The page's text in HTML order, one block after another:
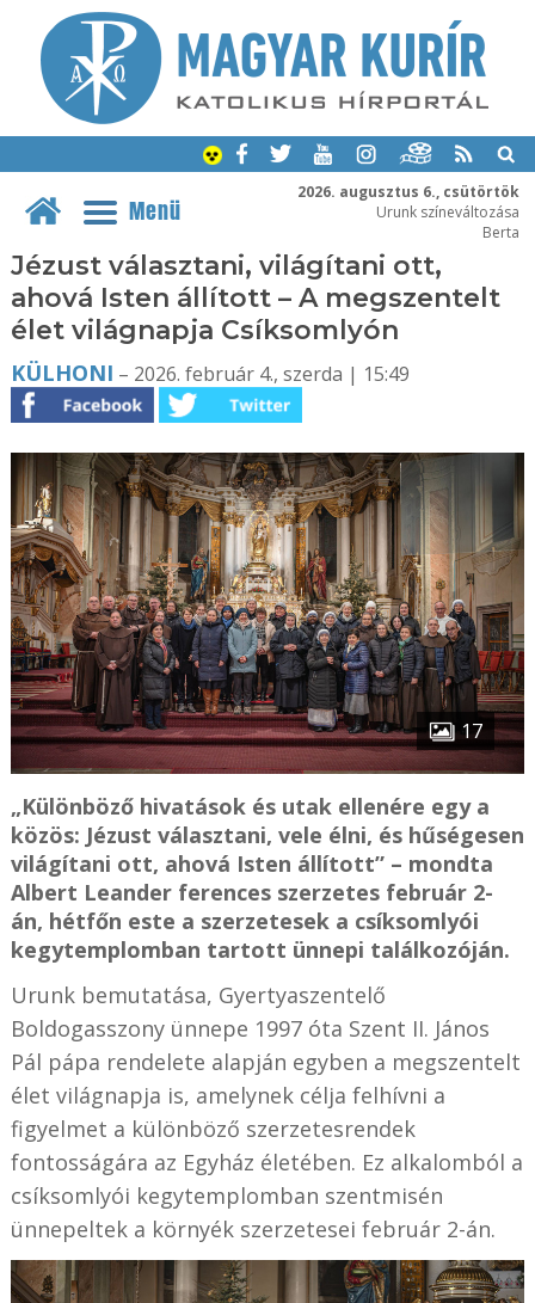
2026. augusztus 6., csütörtök
Urunk színeváltozása
Berta
Menü
Jézust választani, világítani ott,
ahová Isten állított – A megszentelt
élet világnapja Csíksomlyón
KÜLHONI – 2026. február 4., szerda | 15:49
17
„Különböző hivatások és utak ellenére egy a
közös: Jézust választani, vele élni, és hűségesen
világítani ott, ahová Isten állított” – mondta
Albert Leander ferences szerzetes február 2-
án, hétfőn este a szerzetesek a csíksomlyói
kegytemplomban tartott ünnepi találkozóján.
Urunk bemutatása, Gyertyaszentelő
Boldogasszony ünnepe 1997 óta Szent II. János
Pál pápa rendelete alapján egyben a megszentelt
élet világnapja is, amelynek célja felhívni a
figyelmet a különböző szerzetesrendek
fontosságára az Egyház életében. Ez alkalomból a
csíksomlyói kegytemplomban szentmisén
ünnepeltek a környék szerzetesei február 2-án.